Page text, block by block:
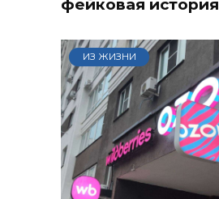
фейковая история
ИЗ ЖИЗНИ